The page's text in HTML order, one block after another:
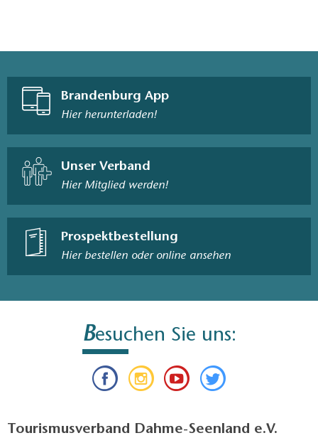
Brandenburg App
Hier herunterladen!
Unser Verband
Hier Mitglied werden!
Prospektbestellung
Hier bestellen oder online ansehen
Besuchen Sie uns:
Tourismusverband Dahme-Seenland e.V.